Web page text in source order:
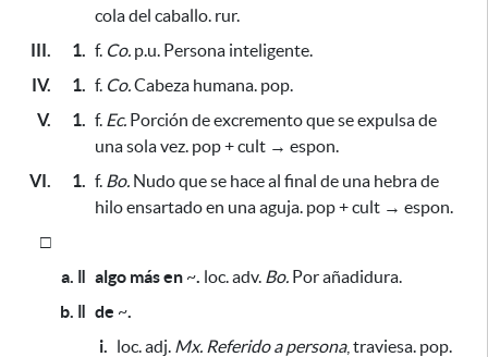
cola del caballo. rur.
III.
1. f. Co. p.u. Persona inteligente.
IV.
1. f. Co.Cabeza humana. pop.
V.
1. f. Ec. Porción de excremento que se expulsa de
una sola vez. pop + cult → espon.
VI.
1. f. Bo. Nudo que se hace al final de una hebra de
hilo ensartado en una aguja. pop + cult → espon.
□
a. ǁ algo más en ~. loc. adv. Bo. Por añadidura.
b. ǁ de ~.
i. loc. adj. Mx. Referido a persona, traviesa. pop.